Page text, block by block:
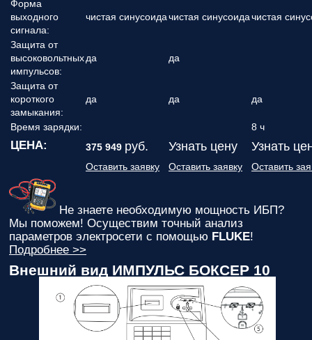
Форма
выходного
сигнала:
чистая синусоидачистая синусоидачистая
Защита от
высоковольтных
импульсов:
да да
Защита от
короткого
замыкания:
да да да
Время зарядки: 8 ч
ЦЕНА: 375 949 руб. Узнать цену Узнать
Оставить заявку Оставить заявку Оставить
Не знаете необходимую мощность ИБП?
Мы поможем! Осуществим точный анализ
параметров электросети с помощью FLUKE!
Подробнее >>
Внешний вид ИМПУЛЬС БОКСЕР 10